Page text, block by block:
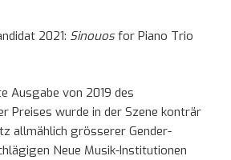
2021: Sinouosfor Piano Trio
Ausgabe von 2019 des
Preises wurde in der Szene konträr
allmählich grösserer Gender-
Neue Musik-Institutionen